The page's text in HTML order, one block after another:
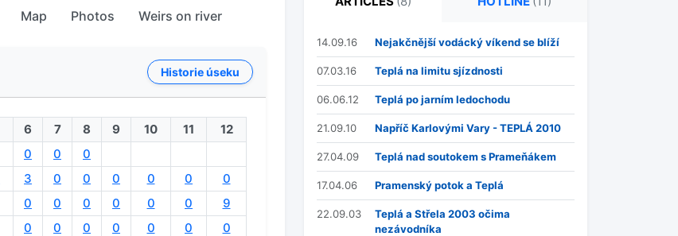
Map Photos Weirs on river
Historie úseku
6 7 8 9 10 11
12
0 0
0
3 0 0 0 0 0
0
0 0 0 0 0 0
9
0 0 0 0 0 0
0
14.09.16 Nejakčnější vodácký víkend se blíží
07.03.16 Teplá na limitu sjízdnosti
06.06.12 Teplá po jarním ledochodu
21.09.10 Napříč Karlovými Vary - TEPLÁ 2010
27.04.09 Teplá nad soutokem s Prameňákem
17.04.06 Pramenský potok a Teplá
22.09.03
Teplá a Střela 2003 očima
nezávodníka